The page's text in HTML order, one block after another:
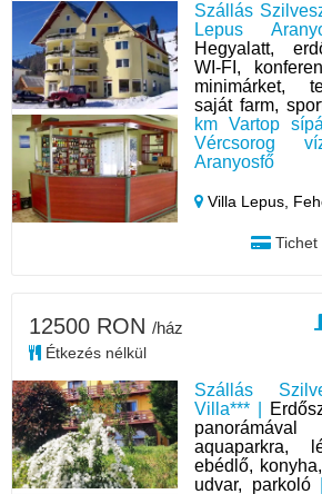
Szállás
Lepus
Hegyalatt,
WI-FI,
minimárket,
saját farm,
km Vartop
Vércsorog
Aranyosfő
Villa Lepus,
Tichet
Szállás
Villa*** |
aquaparkra,
ebédlő,
udvar, parkoló|
12500 RON /ház
Étkezés nélkül